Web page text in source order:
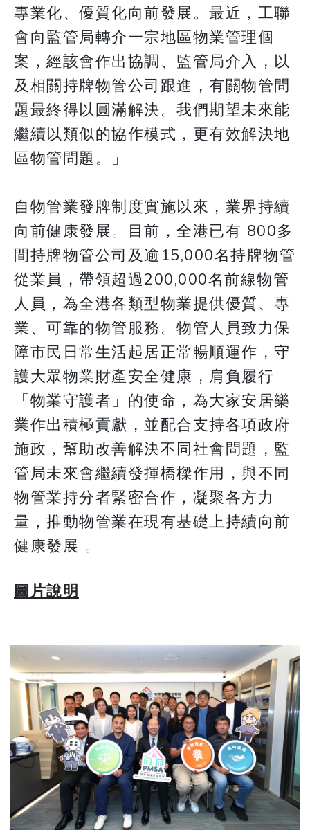
專業化、優質化向前發展。最近，工聯
會向監管局轉介一宗地區物業管理個
案，經該會作出協調、監管局介入，以
及相關持牌物管公司跟進，有關物管問
題最終得以圓滿解決。我們期望未來能
繼續以類似的協作模式，更有效解決地
區物管問題。」
自物管業發牌制度實施以來，業界持續
向前健康發展。目前，全港已有 800多
間持牌物管公司及逾15,000名持牌物管
從業員，帶領超過200,000名前線物管
人員，為全港各類型物業提供優質、專
業、可靠的物管服務。物管人員致力保
障市民日常生活起居正常暢順運作，守
護大眾物業財產安全健康，肩負履行
「物業守護者」的使命，為大家安居樂
業作出積極貢獻，並配合支持各項政府
施政，幫助改善解決不同社會問題，監
管局未來會繼續發揮橋樑作用，與不同
物管業持分者緊密合作，凝聚各方力
量，推動物管業在現有基礎上持續向前
健康發展 。
圖片說明